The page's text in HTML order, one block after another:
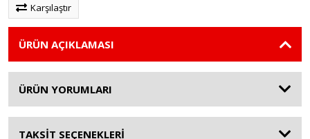
Karşılaştır
ÜRÜN AÇIKLAMASI
ÜRÜN YORUMLARI
TAKSİT SEÇENEKLERİ